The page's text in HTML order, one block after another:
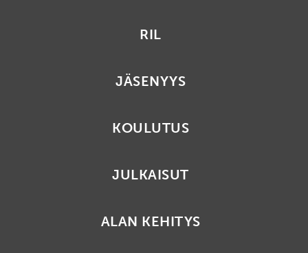
RIL
JÄSENYYS
KOULUTUS
JULKAISUT
ALAN KEHITYS